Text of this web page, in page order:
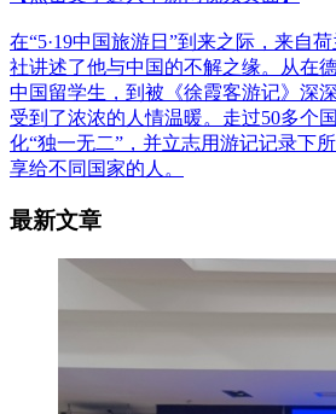
在“5·19中国旅游日”到来之际，来自
社讲述了他与中国的不解之缘。从在
中国留学生，到被《徐霞客游记》深
受到了浓浓的人情温暖。走过50多个
化“独一无二”，并立志用游记记录下
享给不同国家的人。
最新文章